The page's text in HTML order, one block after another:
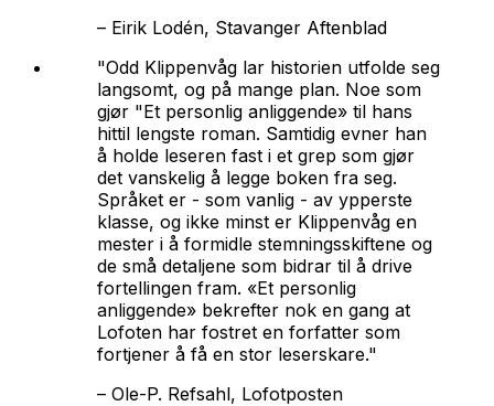
– Eirik Lodén, Stavanger Aftenblad
"Odd Klippenvåg lar historien utfolde seg
langsomt, og på mange plan. Noe som
gjør "Et personlig anliggende» til hans
hittil lengste roman. Samtidig evner han
å holde leseren fast i et grep som gjør
det vanskelig å legge boken fra seg.
Språket er - som vanlig - av ypperste
klasse, og ikke minst er Klippenvåg en
mester i å formidle stemningsskiftene og
de små detaljene som bidrar til å drive
fortellingen fram. «Et personlig
anliggende» bekrefter nok en gang at
Lofoten har fostret en forfatter som
fortjener å få en stor leserskare."
– Ole-P. Refsahl, Lofotposten